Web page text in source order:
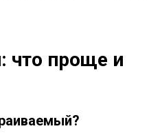
что проще и